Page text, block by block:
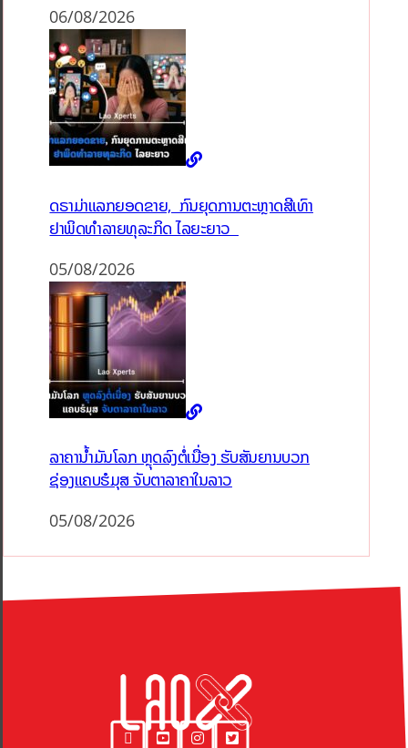
06/08/2026
ດຣາມ່າແລກຍອດຂາຍ, ກົນຍຸດການຕະຫຼາດສີເທົາ
ຢາພິດທຳລາຍທຸລະກິດ ໄລຍະຍາວ
05/08/2026
ລາຄານ້ຳມັນໂລກ ຫຼຸດລົງຕໍ່ເນື່ອງ ຮັບສັນຍານບວກ
ຊ່ອງແຄບຮໍມຸສ ຈັບຕາລາຄາໃນລາວ
05/08/2026